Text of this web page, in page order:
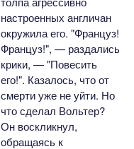
настроенных англичан
окружила его. "Француз!
Француз!", — раздались
крики, — "Повесить
его!". Казалось, что от
смерти уже не уйти. Но
что сделал Вольтер?
Он воскликнул,
обращаясь к